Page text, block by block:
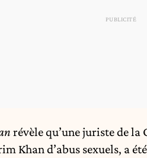
révèle qu’une juriste de
Khan d’abus sexuels, a